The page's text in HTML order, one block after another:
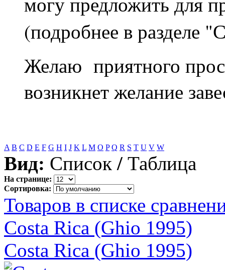
(подробнее в разделе
Желаю приятного
возникнет желание
A B C D E F G H I J K L M O P Q R S T U V W
Вид: Список / Таблица
На странице:
Сортировка:
Товаров в списке
Costa Rica (Ghio 1995)
Costa Rica (Ghio 1995)